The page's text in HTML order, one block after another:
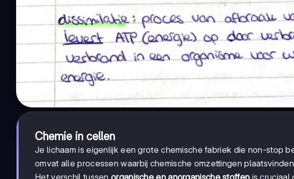
Chemie in cellen
Je lichaam is eigenlijk een grote chemische fabriek die non-stop
omvat alle processen waarbij chemische omzettingen